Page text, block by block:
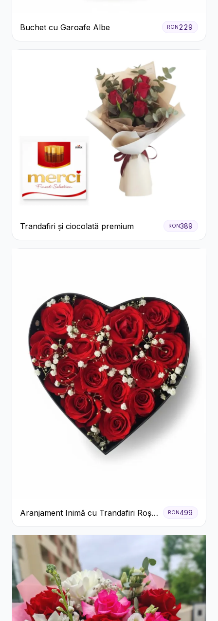
Buchet cu Garoafe Albe RON229
Trandafiri și ciocolată premium RON389
Aranjament Inimă cu Trandafiri Roșii
și Floarea Miresei
RON499